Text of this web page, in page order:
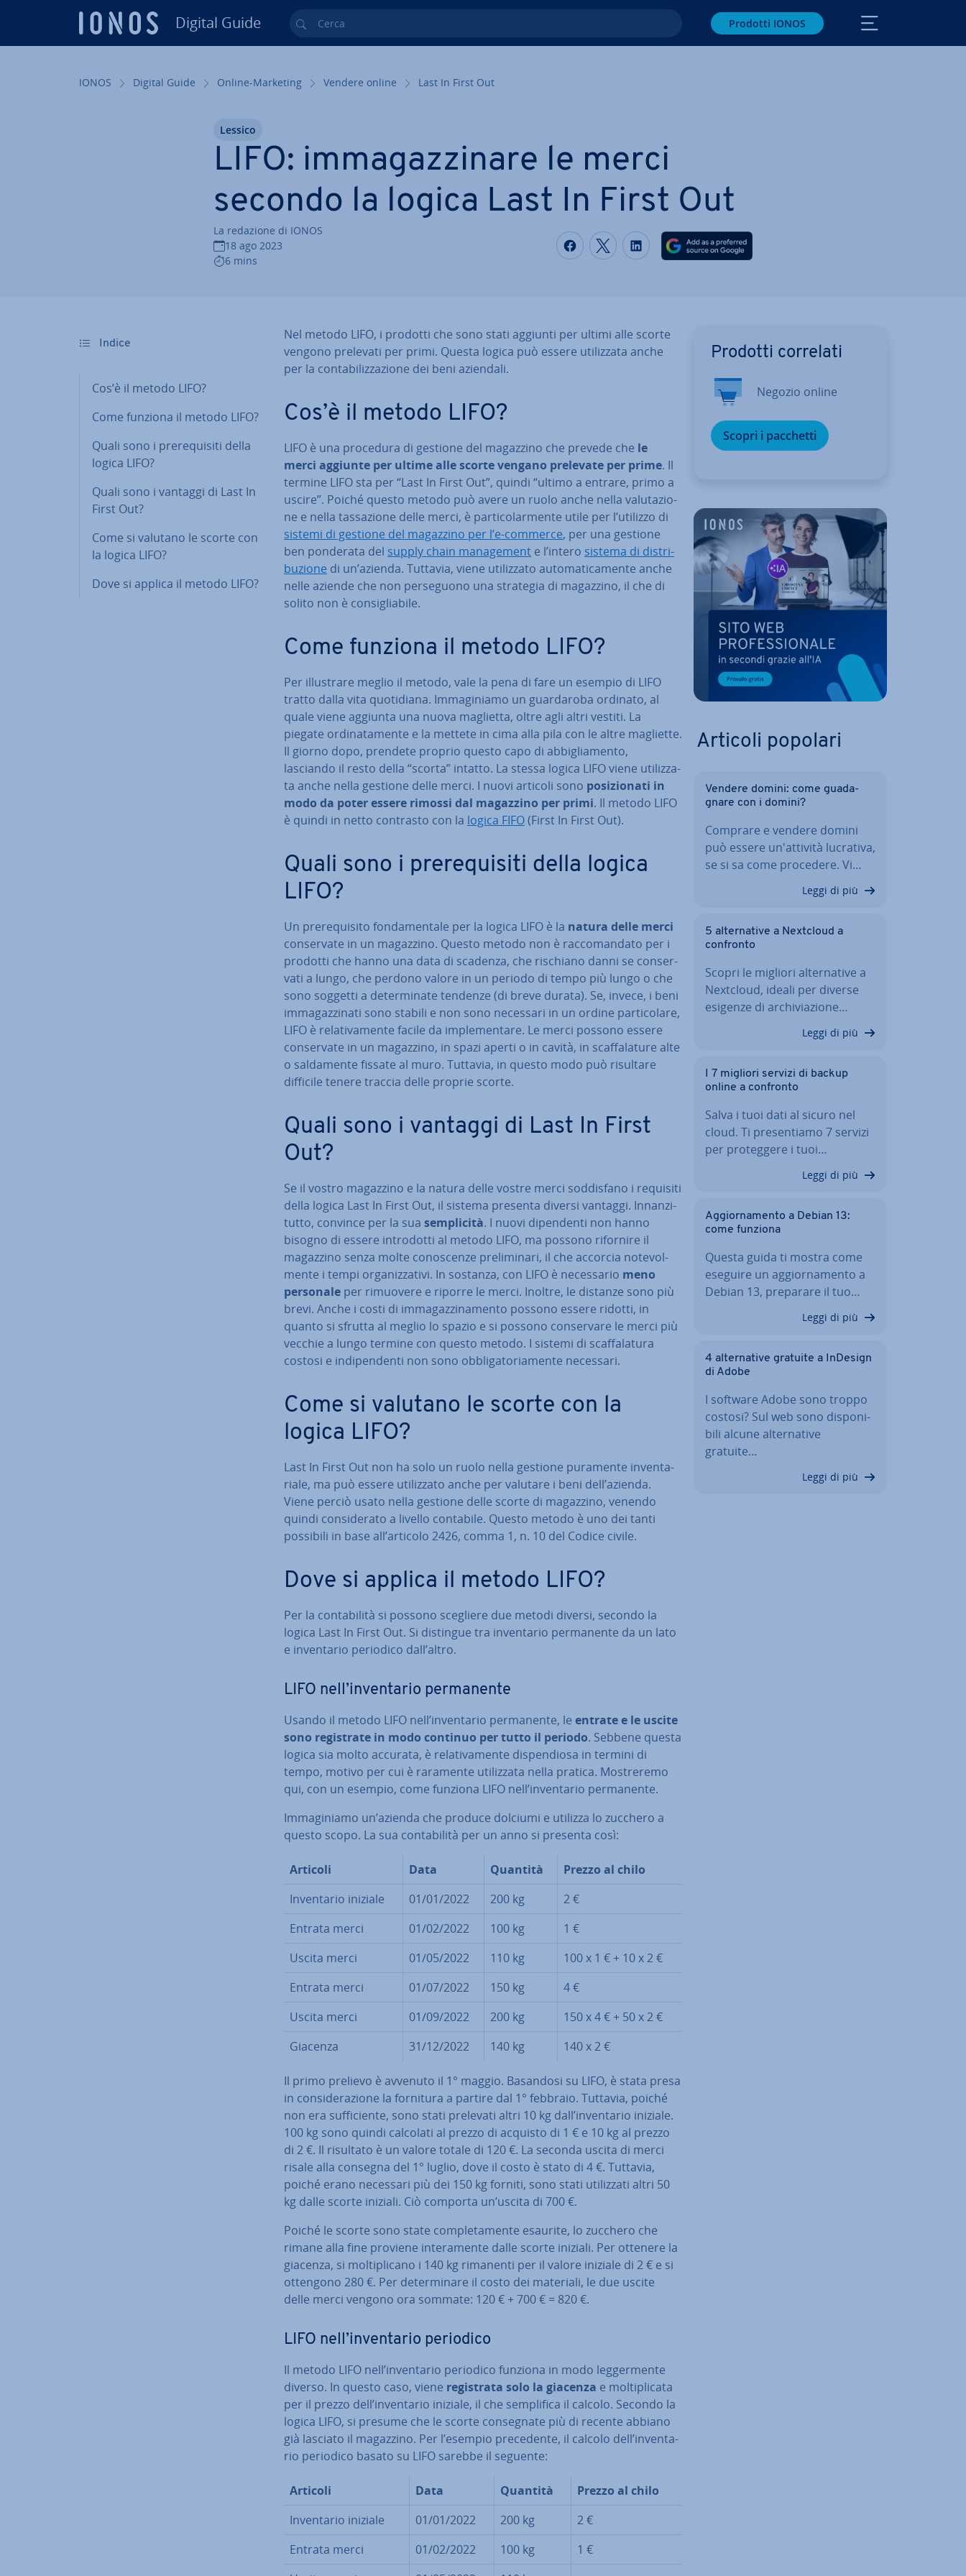
Digital Guide Cerca Prodotti IONOS
IONOS Digital Guide Online-Marketing Vendere online Last In First Out
LIFO: im­ma­gaz­zi­na­re le merci
secondo la logica Last In First Out
La redazione di IONOS
18 ago 2023
6 mins
Condividi via Facebook
Condividi via Twitter
Condividi via LinkedIN
Lessico
Indice
Cos’è il metodo LIFO?
Come funziona il metodo LIFO?
Quali sono i pre­re­qui­si­ti della
logica LIFO?
Quali sono i vantaggi di Last In
First Out?
Come si valutano le scorte con
la logica LIFO?
Dove si applica il metodo LIFO?
Nel metodo LIFO, i prodotti che sono stati aggiunti per ultimi alle scorte
vengono prelevati per primi. Questa logica può essere uti­liz­za­ta anche
per la con­ta­bi­liz­za­zio­ne dei beni aziendali.
Cos’è il metodo LIFO?
LIFO è una procedura di gestione del magazzino che prevede che le
merci aggiunte per ultime alle scorte vengano prelevate per prime. Il
termine LIFO sta per “Last In First Out”, quindi “ultimo a entrare, primo a
uscire”. Poiché questo metodo può avere un ruolo anche nella va­lu­ta­zio­
ne e nella tas­sa­zio­ne delle merci, è par­ti­co­lar­men­te utile per l’utilizzo di
sistemi di gestione del magazzino per l’e-commerce, per una gestione
ben ponderata del supply chain ma­na­ge­ment e l’intero sistema di di­stri­
bu­zio­ne di un’azienda. Tuttavia, viene uti­liz­za­to au­to­ma­ti­ca­men­te anche
nelle aziende che non per­se­guo­no una strategia di magazzino, il che di
solito non è con­si­glia­bi­le.
Come funziona il metodo LIFO?
Per il­lu­stra­re meglio il metodo, vale la pena di fare un esempio di LIFO
tratto dalla vita quo­ti­dia­na. Im­ma­gi­nia­mo un guar­da­ro­ba ordinato, al
quale viene aggiunta una nuova maglietta, oltre agli altri vestiti. La
piegate or­di­na­ta­men­te e la mettete in cima alla pila con le altre magliette.
Il giorno dopo, prendete proprio questo capo di ab­bi­glia­men­to,
lasciando il resto della “scorta” intatto. La stessa logica LIFO viene uti­liz­za­
ta anche nella gestione delle merci. I nuovi articoli sono po­si­zio­na­ti in
modo da poter essere rimossi dal magazzino per primi. Il metodo LIFO
è quindi in netto contrasto con la logica FIFO(First In First Out).
Quali sono i pre­re­qui­si­ti della logica
LIFO?
Un pre­re­qui­si­to fon­da­men­ta­le per la logica LIFO è la natura delle merci
con­ser­va­te in un magazzino. Questo metodo non è rac­co­man­da­to per i
prodotti che hanno una data di scadenza, che rischiano danni se con­ser­
va­ti a lungo, che perdono valore in un periodo di tempo più lungo o che
sono soggetti a de­ter­mi­na­te tendenze (di breve durata). Se, invece, i beni
im­ma­gaz­zi­na­ti sono stabili e non sono necessari in un ordine par­ti­co­la­re,
LIFO è re­la­ti­va­men­te facile da im­ple­men­ta­re. Le merci possono essere
con­ser­va­te in un magazzino, in spazi aperti o in cavità, in scaf­fa­la­tu­re alte
o sal­da­men­te fissate al muro. Tuttavia, in questo modo può risultare
difficile tenere traccia delle proprie scorte.
Quali sono i vantaggi di Last In First
Out?
Se il vostro magazzino e la natura delle vostre merci sod­di­sfa­no i requisiti
della logica Last In First Out, il sistema presenta diversi vantaggi. In­nan­zi­
tut­to, convince per la sua sem­pli­ci­tà. I nuovi di­pen­den­ti non hanno
bisogno di essere in­tro­dot­ti al metodo LIFO, ma possono rifornire il
magazzino senza molte co­no­scen­ze pre­li­mi­na­ri, il che accorcia no­te­vol­
men­te i tempi or­ga­niz­za­ti­vi. In sostanza, con LIFO è ne­ces­sa­rio meno
personale per rimuovere e riporre le merci. Inoltre, le distanze sono più
brevi. Anche i costi di im­ma­gaz­zi­na­men­to possono essere ridotti, in
quanto si sfrutta al meglio lo spazio e si possono con­ser­va­re le merci più
vecchie a lungo termine con questo metodo. I sistemi di scaf­fa­la­tu­ra
costosi e in­di­pen­den­ti non sono ob­bli­ga­to­ria­men­te necessari.
Come si valutano le scorte con la
logica LIFO?
Last In First Out non ha solo un ruolo nella gestione puramente in­ven­ta­
ria­le, ma può essere uti­liz­za­to anche per valutare i beni dell’azienda.
Viene perciò usato nella gestione delle scorte di magazzino, venendo
quindi con­si­de­ra­to a livello contabile. Questo metodo è uno dei tanti
possibili in base all’articolo 2426, comma 1, n. 10 del Codice civile.
Dove si applica il metodo LIFO?
Per la con­ta­bi­li­tà si possono scegliere due metodi diversi, secondo la
logica Last In First Out. Si distingue tra in­ven­ta­rio per­ma­nen­te da un lato
e in­ven­ta­rio periodico dall’altro.
LIFO nell’in­ven­ta­rio per­ma­nen­te
Usando il metodo LIFO nell’in­ven­ta­rio per­ma­nen­te, le entrate e le uscite
sono re­gi­stra­te in modo continuo per tutto il periodo. Sebbene questa
logica sia molto accurata, è re­la­ti­va­men­te di­spen­dio­sa in termini di
tempo, motivo per cui è raramente uti­liz­za­ta nella pratica. Mo­stre­re­mo
qui, con un esempio, come funziona LIFO nell’in­ven­ta­rio per­ma­nen­te.
Im­ma­gi­nia­mo un’azienda che produce dolciumi e utilizza lo zucchero a
questo scopo. La sua con­ta­bi­li­tà per un anno si presenta così:
Articoli Data Quantità
Prezzo al chilo
In­ven­ta­rio iniziale
01/01/2022 200 kg
2 €
Entrata merci
01/02/2022 100 kg
1 €
Uscita merci
01/05/2022 110 kg
100 x 1 € + 10 x 2 €
Entrata merci
01/07/2022 150 kg
4 €
Uscita merci
01/09/2022 200 kg
150 x 4 € + 50 x 2 €
Giacenza
31/12/2022 140 kg 140 x 2 €
Il primo prelievo è avvenuto il 1° maggio. Basandosi su LIFO, è stata presa
in con­si­de­ra­zio­ne la fornitura a partire dal 1° febbraio. Tuttavia, poiché
non era suf­fi­cien­te, sono stati prelevati altri 10 kg dall’in­ven­ta­rio iniziale.
100 kg sono quindi calcolati al prezzo di acquisto di 1 € e 10 kg al prezzo
di 2 €. Il risultato è un valore totale di 120 €. La seconda uscita di merci
risale alla consegna del 1° luglio, dove il costo è stato di 4 €. Tuttavia,
poiché erano necessari più dei 150 kg forniti, sono stati uti­liz­za­ti altri 50
kg dalle scorte iniziali. Ciò comporta un’uscita di 700 €.
Poiché le scorte sono state com­ple­ta­men­te esaurite, lo zucchero che
rimane alla fine proviene in­te­ra­men­te dalle scorte iniziali. Per ottenere la
giacenza, si mol­ti­pli­ca­no i 140 kg rimanenti per il valore iniziale di 2 € e si
ottengono 280 €. Per de­ter­mi­na­re il costo dei materiali, le due uscite
delle merci vengono ora sommate: 120 € + 700 € = 820 €.
LIFO nell’in­ven­ta­rio periodico
Il metodo LIFO nell’in­ven­ta­rio periodico funziona in modo leg­ger­men­te
diverso. In questo caso, viene re­gi­stra­ta solo la giacenza e mol­ti­pli­ca­ta
per il prezzo dell’in­ven­ta­rio iniziale, il che sem­pli­fi­ca il calcolo. Secondo la
logica LIFO, si presume che le scorte con­se­gna­te più di recente abbiano
già lasciato il magazzino. Per l’esempio pre­ce­den­te, il calcolo dell’in­ven­ta­
rio periodico basato su LIFO sarebbe il seguente:
Articoli Data Quantità
Prezzo al chilo
In­ven­ta­rio iniziale
01/01/2022 200 kg
2 €
Entrata merci
01/02/2022 100 kg
1 €
Prodotti correlati
Negozio online
Scopri i pacchetti
Articoli popolari
Vendere domini: come gua­da­
gna­re con i domini?
Comprare e vendere domini
può essere un'at­ti­vi­tà lucrativa,
se si sa come procedere. Vi…
Leggi di più
5 al­ter­na­ti­ve a Nextcloud a
confronto
Scopri le migliori al­ter­na­ti­ve a
Nextcloud, ideali per diverse
esigenze di ar­chi­via­zio­ne…
Leggi di più
I 7 migliori servizi di backup
online a confronto
Salva i tuoi dati al sicuro nel
cloud. Ti pre­sen­tia­mo 7 servizi
per pro­teg­ge­re i tuoi…
Leggi di più
Ag­gior­na­men­to a Debian 13:
come funziona
Questa guida ti mostra come
eseguire un ag­gior­na­men­to a
Debian 13, preparare il tuo…
Leggi di più
4 al­ter­na­ti­ve gratuite a InDesign
di Adobe
I software Adobe sono troppo
costosi? Sul web sono di­spo­ni­
bi­li alcune al­ter­na­ti­ve
gratuite…
Leggi di più